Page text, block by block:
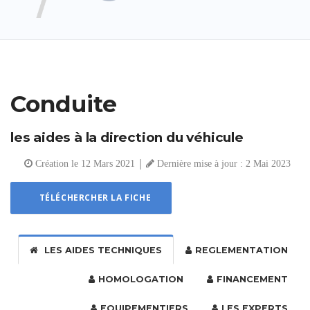
Conduite
les aides à la direction du véhicule
Création le 12 Mars 2021 | Dernière mise à jour : 2 Mai 2023
TÉLÉCHERCHER LA FICHE
LES AIDES TECHNIQUES REGLEMENTATION
HOMOLOGATION FINANCEMENT